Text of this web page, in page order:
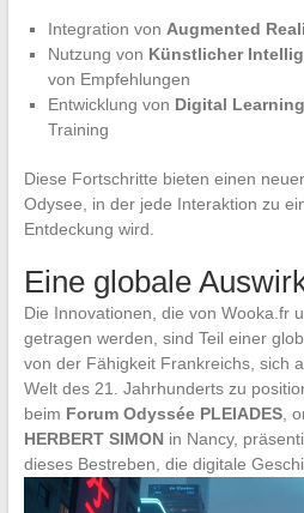
Integration von Augmented
Nutzung von Künstlicher
von Empfehlungen
Entwicklung von Digital Learning
Training
Diese Fortschritte bieten einen
Odysee, in der jede Interaktion zu
Entdeckung wird.
Eine globale
Die Innovationen, die von Wooka.fr
getragen werden, sind Teil einer
von der Fähigkeit Frankreichs, sich
Welt des 21. Jahrhunderts zu
beim Forum Odyssée PLEIADES,
HERBERT SIMONin Nancy,
dieses Bestreben, die digitale